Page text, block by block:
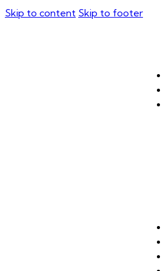
Skip to content Skip to footer